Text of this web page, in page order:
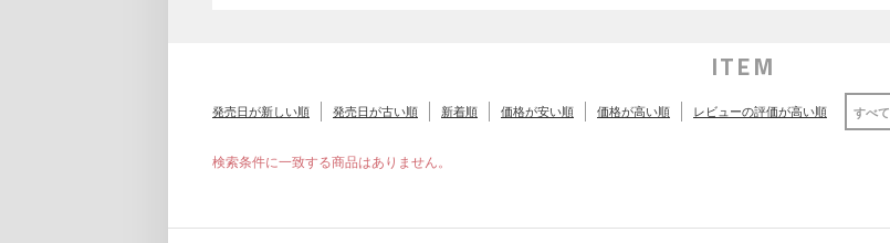
ITEM
発売日が新しい順 発売日が古い順 新着順 価格が安い順 価格が高い順 レビューの評価が高い順 すべて
検索条件に一致する商品はありません。